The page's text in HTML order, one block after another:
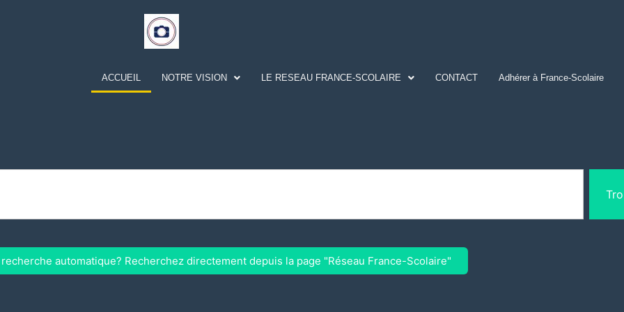
ACCUEIL NOTRE VISION LE RESEAU FRANCE-SCOLAIRE CONTACT Adhérer à France-Scolaire
automatique? Recherchez directement depuis la page "Réseau France-Scolaire"